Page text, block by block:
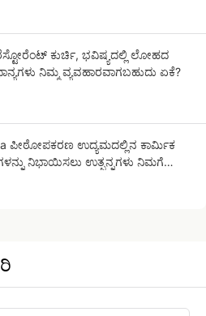
ಕುರ್ಚಿ, ಭವಿಷ್ಯದಲ್ಲಿ ಲೋಹದ
ನಿಮ್ಮ ವ್ಯವಹಾರವಾಗಬಹುದು ಏಕೆ?
ಪೀಠೋಪಕರಣ ಉದ್ಯಮದಲ್ಲಿನ ಕಾರ್ಮಿಕ
ನಿಭಾಯಿಸಲು ಉತ್ಪನ್ನಗಳು ನಿಮಗೆ